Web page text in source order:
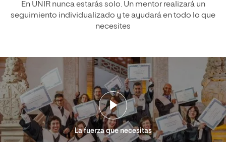
En UNIR nunca estarás solo. Un mentor realizará un
seguimiento individualizado y te ayudará en todo lo que
necesites
La fuerza que necesitas